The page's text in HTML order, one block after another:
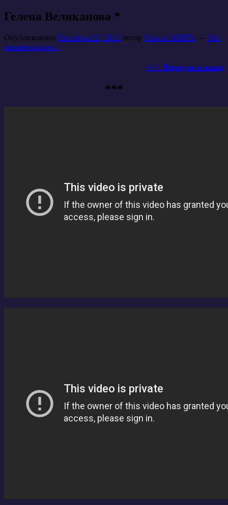
Гелена Великанова *
Опубликовано Сентябрь 22, 2012 автор Сергей ЮНГА — Нет
комментариев ↓
<<< Вернуться назад
***